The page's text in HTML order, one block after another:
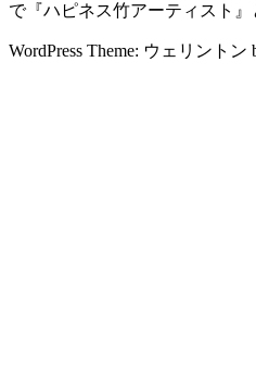
で『ハピネス竹アーティスト』
WordPress Theme: ウェリントン